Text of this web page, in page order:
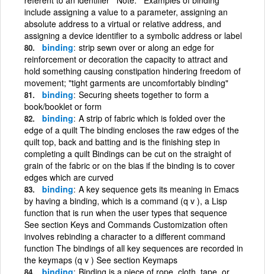
include assigning a value to a parameter, assigning an
absolute address to a virtual or relative address, and
assigning a device identifier to a symbolic address or label
binding strip sewn over or along an edge for
reinforcement or decoration the capacity to attract and
hold something causing constipation hindering freedom of
movement; "tight garments are uncomfortably binding"
binding Securing sheets together to form a
book/booklet or form
binding A strip of fabric which is folded over the
edge of a quilt The binding encloses the raw edges of the
quilt top, back and batting and is the finishing step in
completing a quilt Bindings can be cut on the straight of
grain of the fabric or on the bias if the binding is to cover
edges which are curved
binding A key sequence gets its meaning in Emacs
by having a binding, which is a command (q v ), a Lisp
function that is run when the user types that sequence
See section Keys and Commands Customization often
involves rebinding a character to a different command
function The bindings of all key sequences are recorded in
the keymaps (q v ) See section Keymaps
binding Binding is a piece of rope, cloth, tape, or